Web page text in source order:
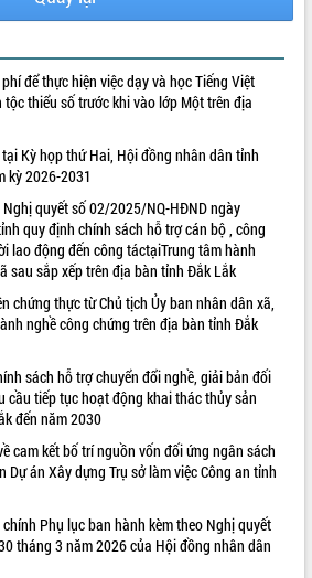
liệt sĩ
trong
quy
sát
gói
các
xúc
thích
khẩu
Nam đột
trong
đổi số
hạ
Tân
để thực hiện việc dạy và học Tiếng Việt
thiểu số trước khi vào lớp Một trên địa
Kỳ họp thứ Hai, Hội đồng nhân dân tỉnh
kỳ 2026-2031
quyết số 02/2025/NQ-HĐND ngày
quy định chính sách hỗ trợ cán bộ , công
lao động đến công táctạiTrung tâm hành
sau sắp xếp trên địa bàn tỉnh Đắk Lắk
chứng thực từ Chủ tịch Ủy ban nhân dân xã,
nghề công chứng trên địa bàn tỉnh Đắk
sách hỗ trợ chuyển đổi nghề, giải bản đối
cầu tiếp tục hoạt động khai thác thủy sản
đến năm 2030
cam kết bố trí nguồn vốn đối ứng ngân sách
Dự án Xây dựng Trụ sở làm việc Công an tỉnh
Phụ lục ban hành kèm theo Nghị quyết
tháng 3 năm 2026 của Hội đồng nhân dân